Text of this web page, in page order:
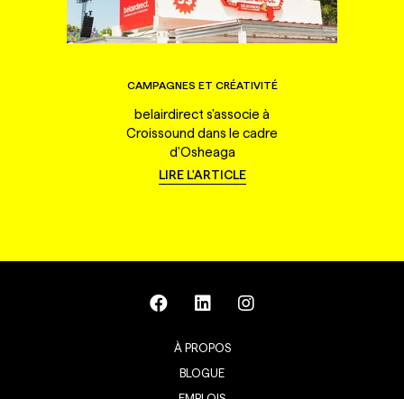
CAMPAGNES ET CRÉATIVITÉ
belairdirect s'associe à
Croissound dans le cadre
d'Osheaga
LIRE L'ARTICLE
À PROPOS
BLOGUE